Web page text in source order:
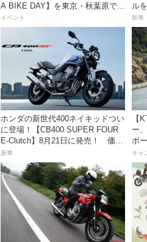
A BIKE DAY】を東京・秋葉原で開
催！
イベント
ル
新車
ホンダの新世代400ネイキッドつい
に登場！【CB400 SUPER FOUR
E-Clutch】8月21日に発売！ 価格
99万8800円
新車
【
ー
ポ
を
キャ